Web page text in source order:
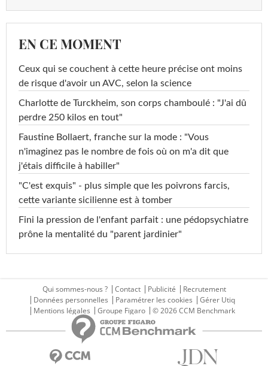
Flusilazol
Flutriafol <0,020 µg/L <=0,1 µg/L
Glufosinate <0,10 µg/L <=0,1 µg/L
Glyphosate
Heptachlore
Heptachlore époxyde <0,010 µg/L
Heptachlore époxyde cis <0,010 µg/L <=0,03 µg/L
Hydrazide maleïque <0,100 µg/L <=0,1 µg/L
<0,100 µg/L
EN CE MOMENT
Ceux qui se couchent à cette heure précise ont moins
de risque d'avoir un AVC, selon la science
Charlotte de Turckheim, son corps chamboulé : "J'ai dû
perdre 250 kilos en tout"
Faustine Bollaert, franche sur la mode : "Vous
n'imaginez pas le nombre de fois où on m'a dit que
j'étais difficile à habiller"
"C'est exquis" - plus simple que les poivrons farcis,
cette variante sicilienne est à tomber
Fini la pression de l'enfant parfait : une pédopsychiatre
prône la mentalité du "parent jardinier"
Qui sommes-nous ? Contact Publicité
Recrutement
Données personnelles
Paramétrer les cookies
Gérer Utiq
Mentions légales
Groupe Figaro © 2026 CCM Benchmark